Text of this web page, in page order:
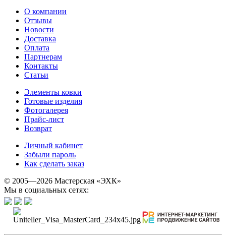
О компании
Отзывы
Новости
Доставка
Оплата
Партнерам
Контакты
Статьи
Элементы ковки
Готовые изделия
Фотогалерея
Прайс-лист
Возврат
Личный кабинет
Забыли пароль
Как сделать заказ
© 2005—2026 Мастерская «ЭХК»
Мы в социальных сетях: